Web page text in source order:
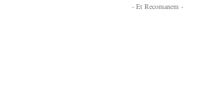
- Et Recomanem -